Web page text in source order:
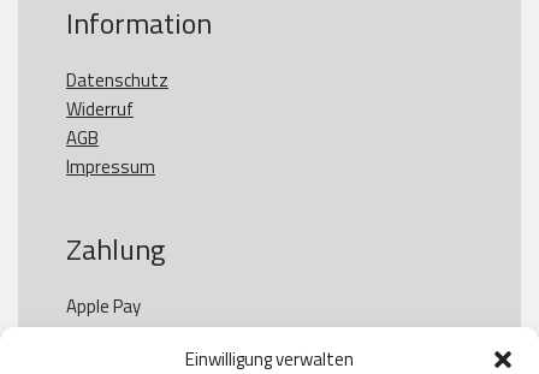
Einwilligung verwalten
Information
Datenschutz
Widerruf
AGB
Impressum
Zahlung
Apple Pay
Paypal